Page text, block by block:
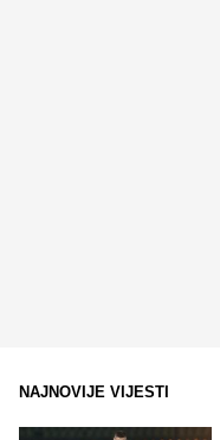
NAJNOVIJE VIJESTI